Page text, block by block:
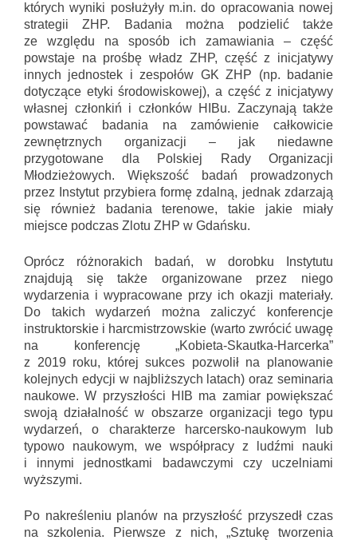
których wyniki posłużyły m.in. do opracowania nowej
strategii ZHP. Badania można podzielić także
ze względu na sposób ich zamawiania – część
powstaje na prośbę władz ZHP, część z inicjatywy
innych jednostek i zespołów GK ZHP (np. badanie
dotyczące etyki środowiskowej), a część z inicjatywy
własnej członkiń i członków HIBu. Zaczynają także
powstawać badania na zamówienie całkowicie
zewnętrznych organizacji – jak niedawne
przygotowane dla Polskiej Rady Organizacji
Młodzieżowych. Większość badań prowadzonych
przez Instytut przybiera formę zdalną, jednak zdarzają
się również badania terenowe, takie jakie miały
miejsce podczas Zlotu ZHP w Gdańsku.
Oprócz różnorakich badań, w dorobku Instytutu
znajdują się także organizowane przez niego
wydarzenia i wypracowane przy ich okazji materiały.
Do takich wydarzeń można zaliczyć konferencje
instruktorskie i harcmistrzowskie (warto zwrócić uwagę
na konferencję „Kobieta-Skautka-Harcerka”
z 2019 roku, której sukces pozwolił na planowanie
kolejnych edycji w najbliższych latach) oraz seminaria
naukowe. W przyszłości HIB ma zamiar powiększać
swoją działalność w obszarze organizacji tego typu
wydarzeń, o charakterze harcersko-naukowym lub
typowo naukowym, we współpracy z ludźmi nauki
i innymi jednostkami badawczymi czy uczelniami
wyższymi.
Po nakreśleniu planów na przyszłość przyszedł czas
na szkolenia. Pierwsze z nich, „Sztukę tworzenia